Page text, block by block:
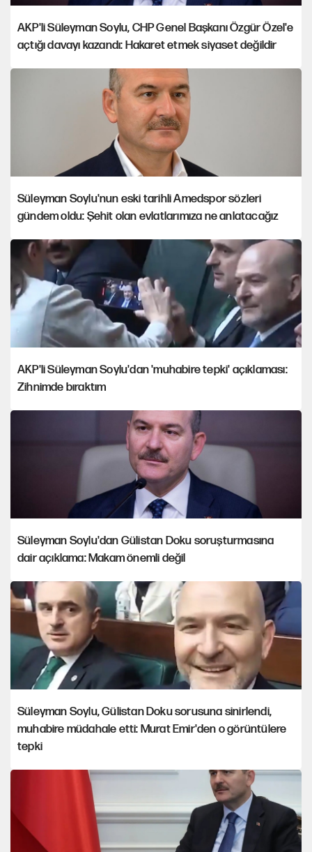
AKP'li Süleyman Soylu, CHP Genel Başkanı Özgür Özel'e
açtığı davayı kazandı: Hakaret etmek siyaset değildir
Süleyman Soylu'nun eski tarihli Amedspor sözleri
gündem oldu: Şehit olan evlatlarımıza ne anlatacağız
AKP'li Süleyman Soylu'dan 'muhabire tepki' açıklaması:
Zihnimde bıraktım
Süleyman Soylu'dan Gülistan Doku soruşturmasına
dair açıklama: Makam önemli değil
Süleyman Soylu, Gülistan Doku sorusuna sinirlendi,
muhabire müdahale etti: Murat Emir'den o görüntülere
tepki